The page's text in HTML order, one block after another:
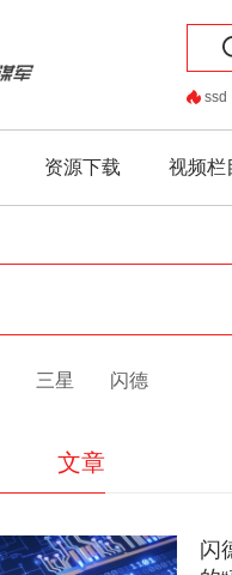
ssd
资源下载 视频栏
三星 闪德
文章
闪